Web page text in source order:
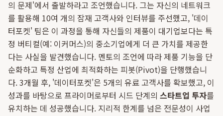
의 문제'에서 출발하라고 조언했습니다. 그는 자신의 네트워크
를 활용해 10여 개의 잠재 고객사와 인터뷰를 주선했고, '데이
터포켓' 팀은 이 과정을 통해 자신들의 제품이 대기업보다는 특
정 버티컬(예: 이커머스)의 중소기업에게 더 큰 가치를 제공한
다는 사실을 발견했습니다. 멘토의 조언에 따라 제품 기능을 단
순화하고 특정 산업에 최적화하는 피봇(Pivot)을 단행했습니
다. 3개월 후, '데이터포켓'은 5개의 유료 고객사를 확보했고, 이
성과를 바탕으로 프라이머로부터 시드 단계의 스타트업 투자를
유치하는 데 성공했습니다. 지리적 한계를 넘은 전문성이 사업